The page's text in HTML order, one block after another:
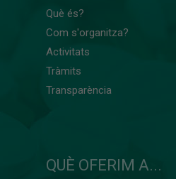
Què és?
Com s'organitza?
Activitats
Tràmits
Transparència
QUÈ OFERIM A...